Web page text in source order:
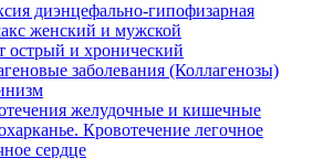
диэнцефально-гипофизарная
женский и мужской
острый и хронический
заболевания (Коллагенозы)
желудочные и кишечные
Кровотечение легочное
сердце